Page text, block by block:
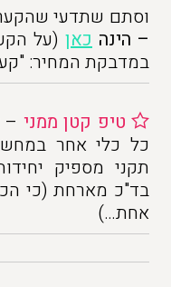
וסתם שתדעי
– הינה כאן (על
במדבקת המחיר: "קערה
טיפ קטן ממני –
כל כלי אחר
תקני מספיק
בד"כ מארחת (כי
אחת…)